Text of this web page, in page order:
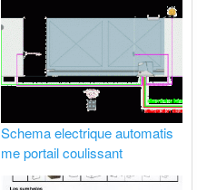
Schema electrique automatis
me portail coulissant